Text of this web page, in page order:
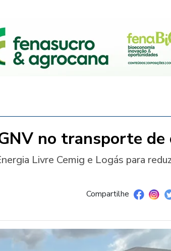
no transporte de
Livre Cemig e Logás para
Compartilhe